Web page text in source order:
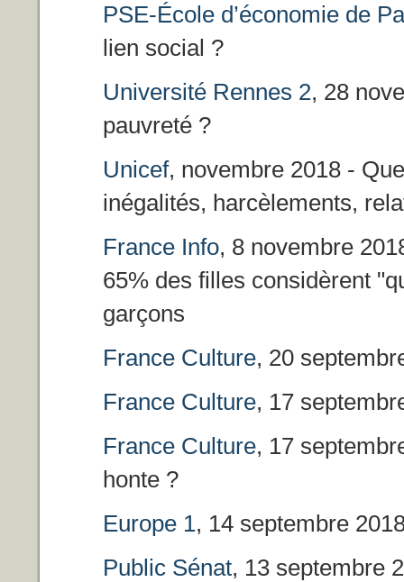
PSE-École d’économie de
lien social ?
Université Rennes 2, 28
pauvreté ?
Unicef, novembre 2018 -
inégalités, harcèlements,
France Info, 8 novembre
65% des filles considèrent
garçons
France Culture, 20
France Culture, 17
France Culture, 17
honte ?
Europe 1, 14 septembre
Public Sénat, 13 septembre